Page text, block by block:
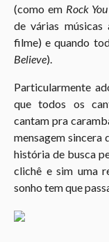
(como em Rock
de várias
filme) e quando
Believe).
Particularmente
que todos os
cantam pra
mensagem sincera
história de busca
clichê e sim uma
sonho tem que